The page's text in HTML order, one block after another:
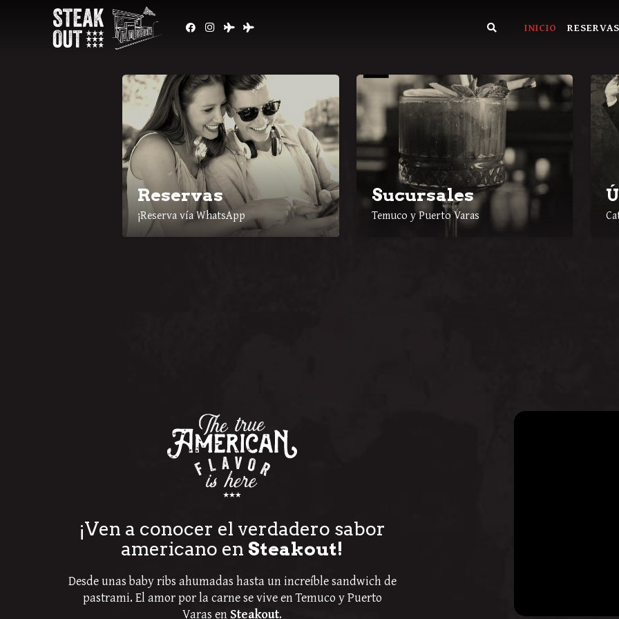
INICIO
Reservas
¡Reserva vía WhatsApp
Sucursales
Temuco y Puerto Varas
¡Ven a conocer el verdadero sabor
americano en Steakout!
Desde unas baby ribs ahumadas hasta un increíble sandwich de
pastrami. El amor por la carne se vive en Temuco y Puerto
Varas enSteakout.